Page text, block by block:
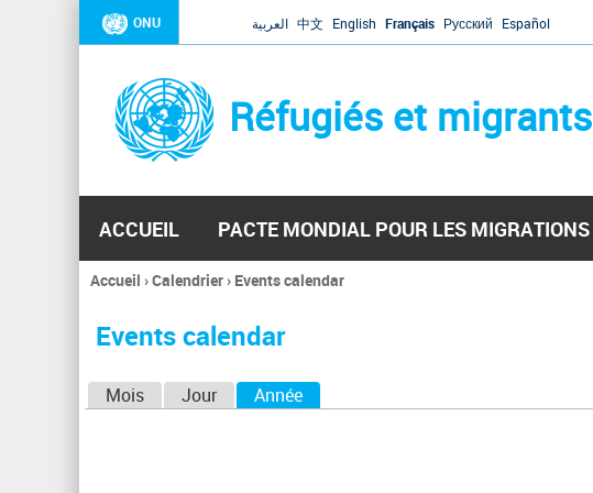
ONU العربية 中文 English Français Русский Español
Réfugiés et migrants
ACCUEIL PACTE MONDIAL POUR LES MIGRATIONS
Vous
ici
Accueil ›Calendrier› Events calendar
Events calendar
Mois Jour Année